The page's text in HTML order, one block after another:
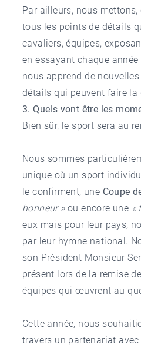
Par ailleurs, nous
tous les points de détails
cavaliers, équipes,
en essayant chaque année
nous apprend de
détails qui peuvent faire la
3. Quels vont être les
Bien sûr, le sport sera au
Nous sommes
unique où un sport
le confirment, une Coupe
honneur »ou encore une «
eux mais pour leur pays,
par leur hymne national.
son Président Monsieur
présent lors de la remise
équipes qui œuvrent au
Cette année, nous
travers un partenariat